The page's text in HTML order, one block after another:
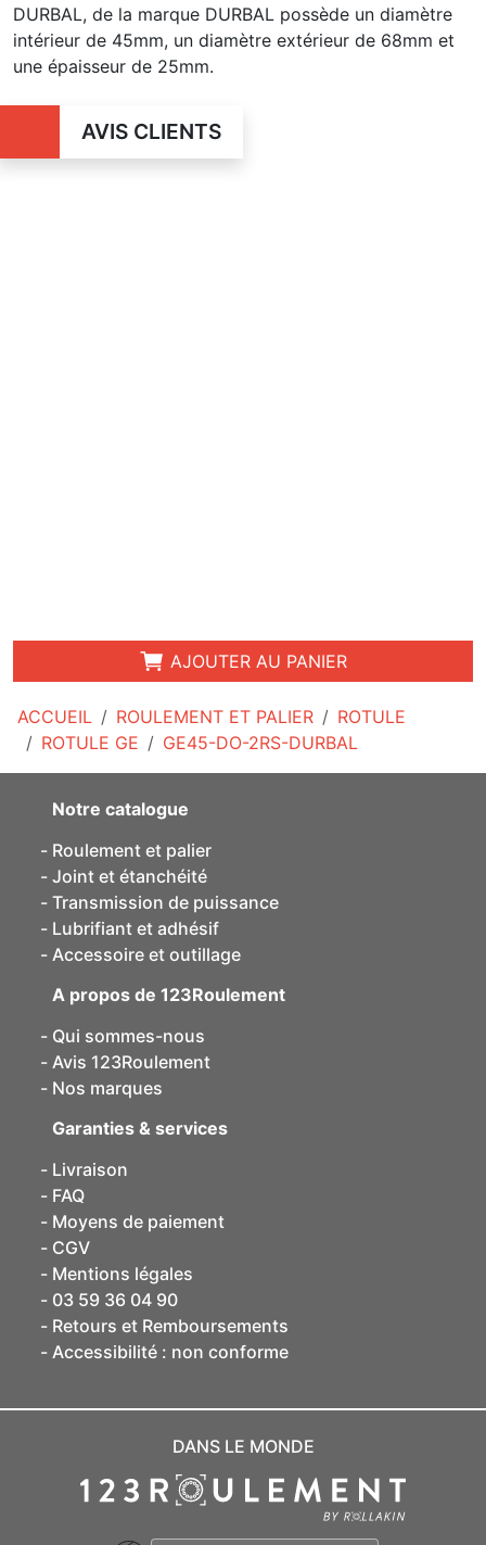
ACCUEIL ROULEMENT ET PALIER
ROTULE
ROTULE GE
GE45-DO-2RS-DURBAL
DURBAL, de la marque DURBAL possède un diamètre
intérieur de 45mm, un diamètre extérieur de 68mm et
une épaisseur de 25mm.
AVIS CLIENTS
AJOUTER AU PANIER
Notre catalogue
Roulement et palier
Joint et étanchéité
Transmission de puissance
Lubrifiant et adhésif
Accessoire et outillage
A propos de 123Roulement
Qui sommes-nous
Avis 123Roulement
Nos marques
Garanties & services
Livraison
FAQ
Moyens de paiement
CGV
Mentions légales
03 59 36 04 90
Retours et Remboursements
Accessibilité : non conforme
DANS LE MONDE